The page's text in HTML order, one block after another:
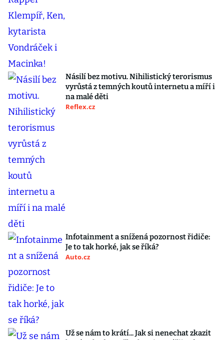
Násilí bez motivu. Nihilistický terorismus
vyrůstá z temných koutů internetu a míří i
na malé děti
Reflex.cz
Infotainment a snížená pozornost řidiče:
Je to tak horké, jak se říká?
Auto.cz
Už se nám to krátí... Jak si nenechat zkazit